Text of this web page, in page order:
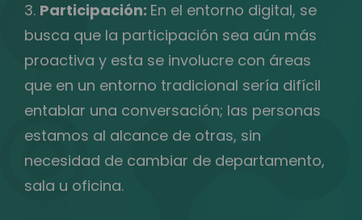
3. Participación: En el entorno digital, se
busca que la participación sea aún más
proactiva y esta se involucre con áreas
que en un entorno tradicional sería difícil
entablar una conversación; las personas
estamos al alcance de otras, sin
necesidad de cambiar de departamento,
sala u oficina.